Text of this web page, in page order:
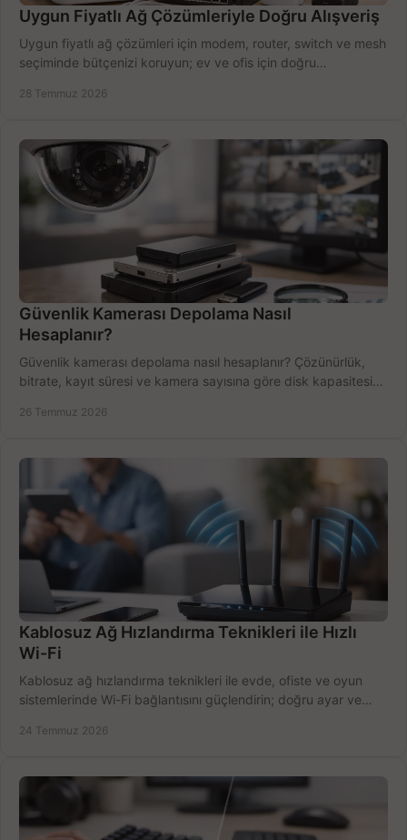
Uygun Fiyatlı Ağ Çözümleriyle Doğru Alışveriş
Uygun fiyatlı ağ çözümleri için modem, router, switch ve mesh
seçiminde bütçenizi koruyun; ev ve ofis için doğru
28 Temmuz 2026
Güvenlik Kamerası Depolama Nasıl
Hesaplanır?
Güvenlik kamerası depolama nasıl hesaplanır? Çözünürlük,
bitrate, kayıt süresi ve kamera sayısına göre disk kapasitesini
26 Temmuz 2026
Kablosuz Ağ Hızlandırma Teknikleri ile Hızlı
Wi-Fi
Kablosuz ağ hızlandırma teknikleri ile evde, ofiste ve oyun
sistemlerinde Wi-Fi bağlantısını güçlendirin; doğru ayar ve
24 Temmuz 2026